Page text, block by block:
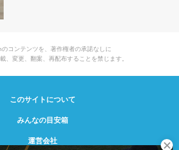
のコンテンツを、著作権者の承諾なしに
、変更、翻案、再配布することを禁じます。
このサイトについて
みんなの目安箱
運営会社